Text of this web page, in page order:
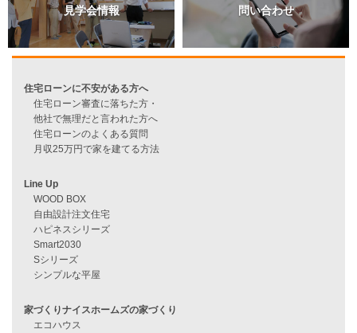
過去のブログ（月別）
資料請求